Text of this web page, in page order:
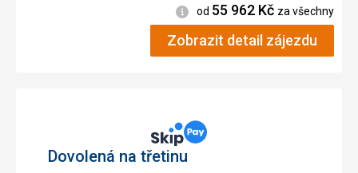
Informace
od 55 962 Kč za všechny
Zobrazit detail zájezdu
Dovolená na třetinu